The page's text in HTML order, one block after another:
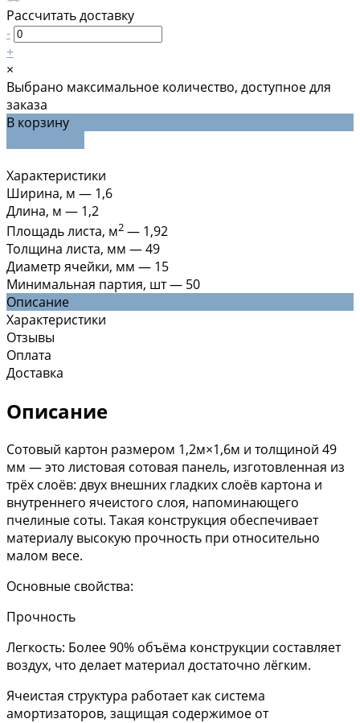
Рассчитать доставку
-
+
×
Выбрано максимальное количество, доступное для
заказа
В корзину
Характеристики
Ширина, м — 1,6
Длина, м — 1,2
Площадь листа, м2 — 1,92
Толщина листа, мм —49
Диаметр ячейки, мм — 15
Минимальная партия, шт— 50
Описание
Характеристики
Отзывы
Оплата
Доставка
Описание
Сотовый картон размером 1,2м×1,6м и толщиной 49
мм — это листовая сотовая панель, изготовленная из
трёх слоёв: двух внешних гладких слоёв картона и
внутреннего ячеистого слоя, напоминающего
пчелиные соты. Такая конструкция обеспечивает
материалу высокую прочность при относительно
малом весе.
Основные свойства:
Прочность
Легкость: Более 90% объёма конструкции составляет
воздух, что делает материал достаточно лёгким.
Ячеистая структура работает как система
амортизаторов, защищая содержимое от